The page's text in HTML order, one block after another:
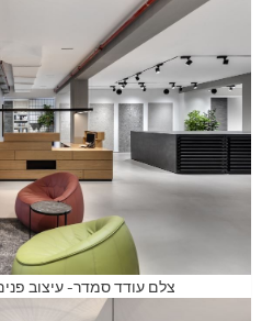
צלם עודד סמדר- עיצוב פנים